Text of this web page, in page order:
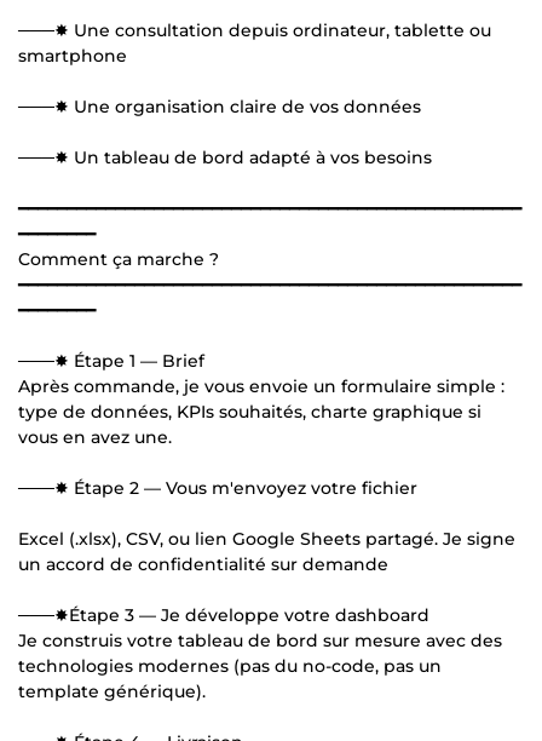
───✸ Une consultation depuis ordinateur, tablette ou
smartphone
───✸ Une organisation claire de vos données
───✸ Un tableau de bord adapté à vos besoins
━━━━━━━━━━━━━━━━━━━━━━━━━━━━━━━━━━━━━━━━━━━━━━━━━━━━
━━━━━━━━
Comment ça marche ?
━━━━━━━━━━━━━━━━━━━━━━━━━━━━━━━━━━━━━━━━━━━━━━━━━━━━
━━━━━━━━
───✸ Étape 1 — Brief
Après commande, je vous envoie un formulaire simple :
type de données, KPIs souhaités, charte graphique si
vous en avez une.
───✸ Étape 2 — Vous m'envoyez votre fichier
Excel (.xlsx), CSV, ou lien Google Sheets partagé. Je signe
un accord de confidentialité sur demande
───✸Étape 3 — Je développe votre dashboard
Je construis votre tableau de bord sur mesure avec des
technologies modernes (pas du no-code, pas un
template générique).